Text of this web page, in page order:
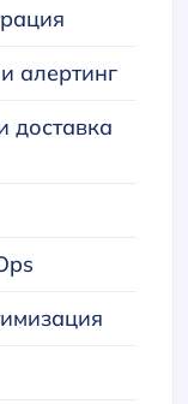
алертинг
доставка